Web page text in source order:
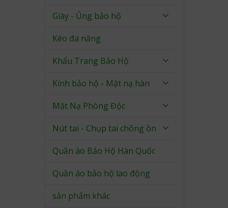
Giày - Ủng bảo hộ
Kéo đa năng
Khẩu Trang Bảo Hộ
Kính bảo hộ - Mặt nạ hàn
Mặt Nạ Phòng Độc
Nút tai - Chụp tai chống ồn
Quần áo Bảo Hộ Hàn Quốc
Quần áo bảo hộ lao động
sản phẩm khác